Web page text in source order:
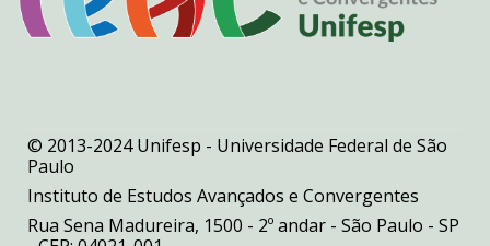
© 2013-2024 Unifesp - Universidade Federal de São
Paulo
Instituto de Estudos Avançados e Convergentes
Rua Sena Madureira, 1500 - 2º andar - São Paulo - SP